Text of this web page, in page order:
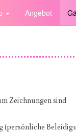
Angebot
Zeichnungen sind
(persönliche